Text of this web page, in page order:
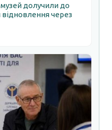
долучили до
через